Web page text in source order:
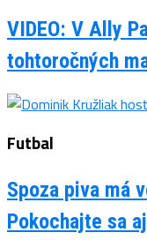
VIDEO: V Ally
tohtoročných
Futbal
Spoza piva má
Pokochajte sa